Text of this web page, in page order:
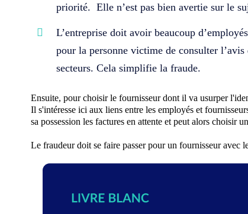
priorité. Elle n’est pas bien avertie sur le
L’entreprise doit avoir beaucoup d’employés
pour la personnevictime de consulter
secteurs. Cela simplifie la fraude.
Ensuite, pour choisir le fournisseur dont il va usurper
Il s'intéresse ici aux liens entre les employés et
sa possession les factures en attente et peut alors choisir
Le fraudeur doit se faire passer pour un fournisseur avec